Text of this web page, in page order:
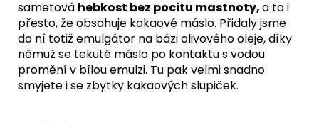
sametová hebkost bez pocitu mastnoty,a to i
přesto, že obsahuje kakaové máslo. Přidaly jsme
do ní totiž emulgátor na bázi olivového oleje, díky
němuž se tekuté máslo po kontaktu s vodou
promění v bílou emulzi. Tu pak velmi snadno
smyjete i se zbytky kakaových slupiček.